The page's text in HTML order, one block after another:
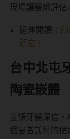
現場讓醫師評估
延伸閱讀：
薦它！
台中北屯
陶瓷嵌體
立頓牙醫深信
個患者託付的